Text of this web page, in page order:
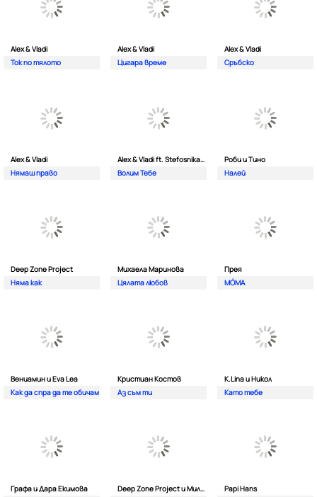
Alex & Vladi
Ток по тялото
Alex & Vladi
Цигара време
Alex & Vladi
Сръбско
Alex & Vladi
Нямаш право
Alex & Vladi ft. Stefosnikat Ot Nos
Волим Тебе
Роби и Тино
Налей
Deep Zone Project
Няма как
Михаела Маринова
Цялата любов
Прея
MÓMA
Вениамин и Eva Lea
Как да спра да те обичам
Кристиан Костов
Аз съм ти
K.Lina и Никол
Като тебе
Графа и Дара Екимова
Deep Zone Project и Милена
Papi Hans